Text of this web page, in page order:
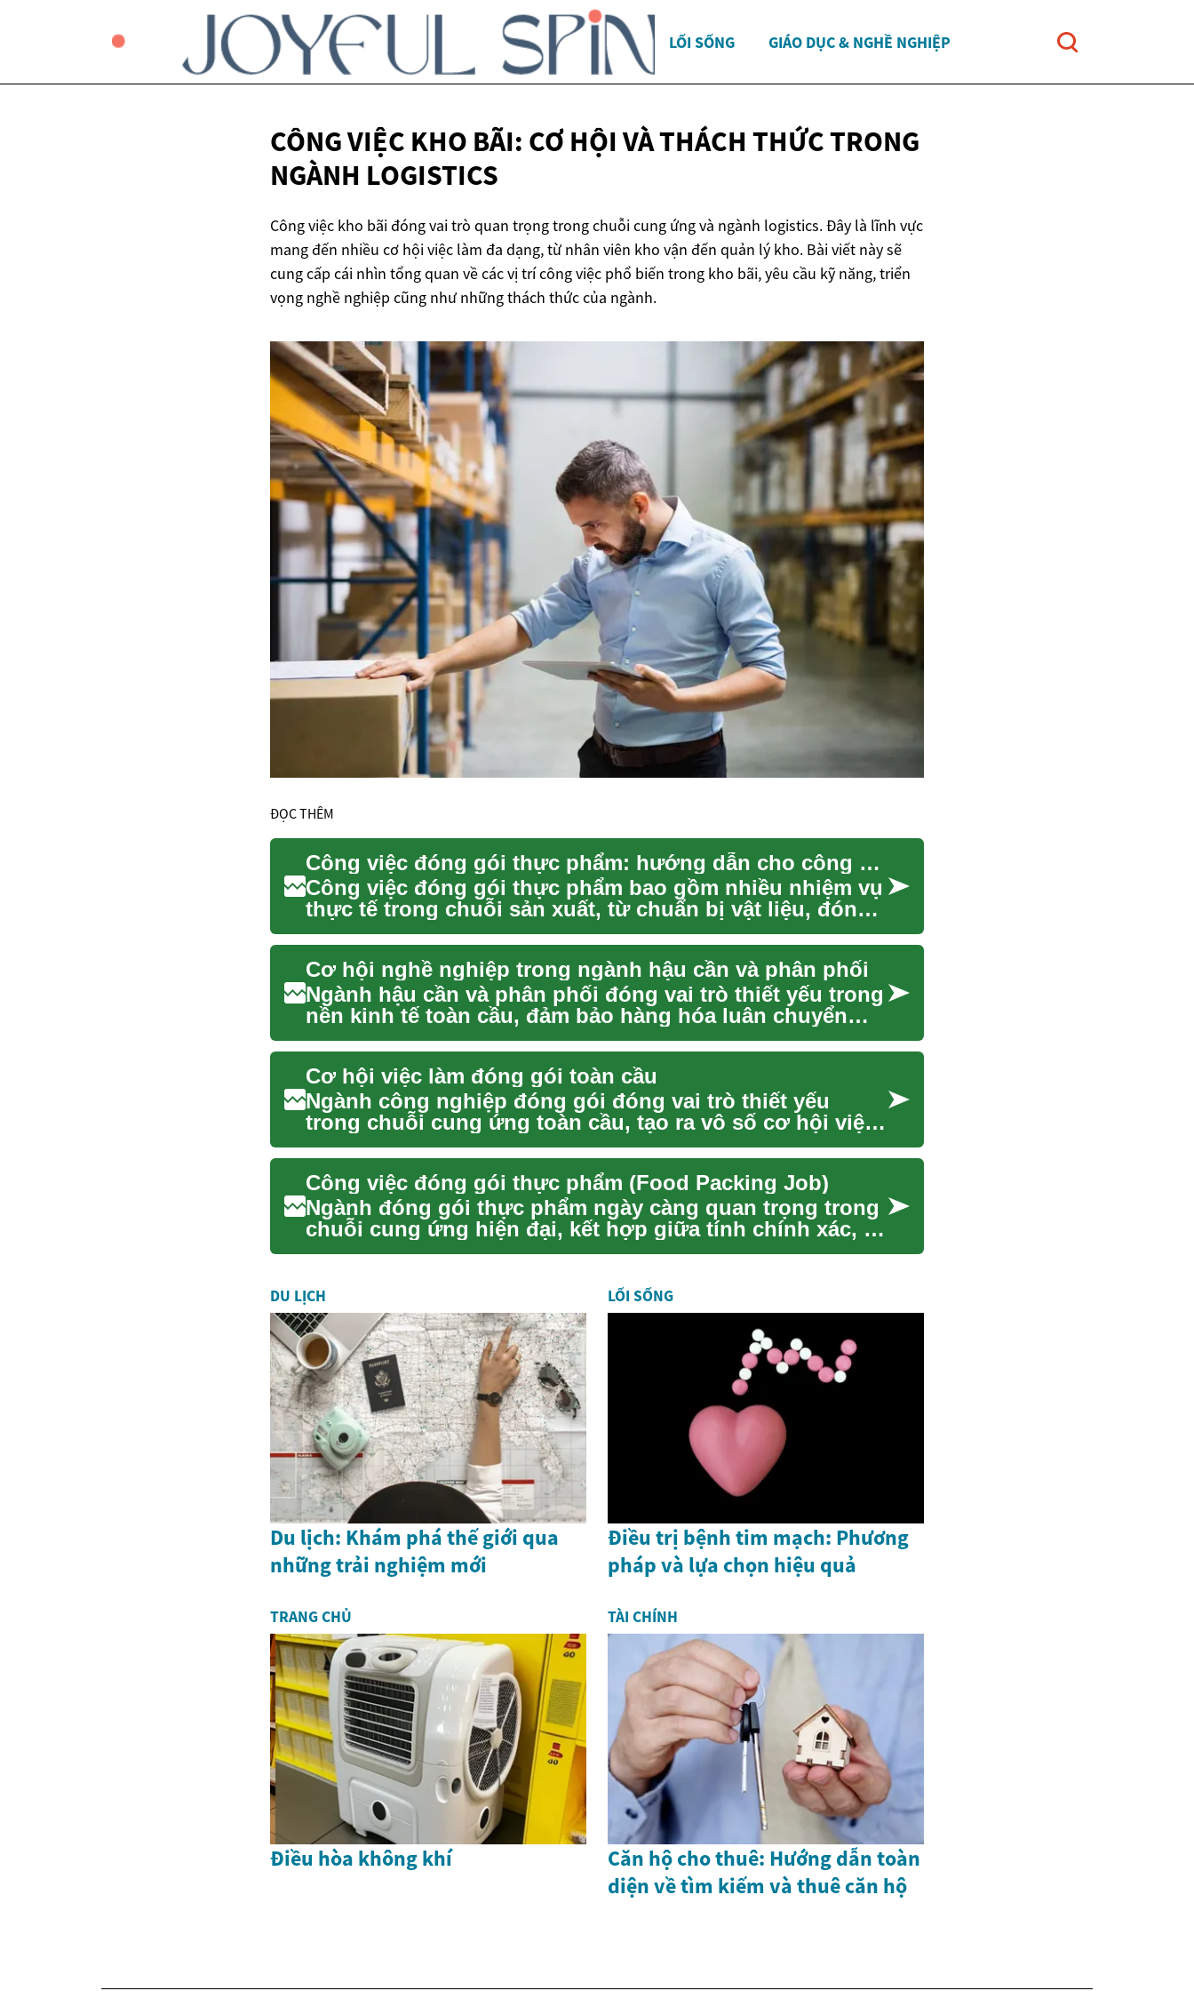
LỐI SỐNG GIÁO DỤC & NGHỀ NGHIỆP
CÔNG VIỆC KHO BÃI: CƠ HỘI VÀ THÁCH THỨC TRONG
NGÀNH LOGISTICS
Công việc kho bãi đóng vai trò quan trọng trong chuỗi cung ứng và ngành logistics. Đây là lĩnh vực
mang đến nhiều cơ hội việc làm đa dạng, từ nhân viên kho vận đến quản lý kho. Bài viết này sẽ
cung cấp cái nhìn tổng quan về các vị trí công việc phổ biến trong kho bãi, yêu cầu kỹ năng, triển
vọng nghề nghiệp cũng như những thách thức của ngành.
ĐỌC THÊM
Công việc đóng gói thực phẩm: hướng dẫn cho công nhân và nghề nghiệp
Công việc đóng gói thực phẩm bao gồm nhiều nhiệm vụ
thực tế trong chuỗi sản xuất, từ chuẩn bị vật liệu, đóng
gói, dán...
Cơ hội nghề nghiệp trong ngành hậu cần và phân phối
Ngành hậu cần và phân phối đóng vai trò thiết yếu trong
nền kinh tế toàn cầu, đảm bảo hàng hóa luân chuyển
thông suốt...
Cơ hội việc làm đóng gói toàn cầu
Ngành công nghiệp đóng gói đóng vai trò thiết yếu
trong chuỗi cung ứng toàn cầu, tạo ra vô số cơ hội việc
làm trên kh...
Công việc đóng gói thực phẩm (Food Packing Job)
Ngành đóng gói thực phẩm ngày càng quan trọng trong
chuỗi cung ứng hiện đại, kết hợp giữa tính chính xác, an
toàn vệ ...
DU LỊCH
Du lịch: Khám phá thế giới qua
những trải nghiệm mới
LỐI SỐNG
Điều trị bệnh tim mạch: Phương
pháp và lựa chọn hiệu quả
TRANG CHỦ
Điều hòa không khí
TÀI CHÍNH
Căn hộ cho thuê: Hướng dẫn toàn
diện về tìm kiếm và thuê căn hộ